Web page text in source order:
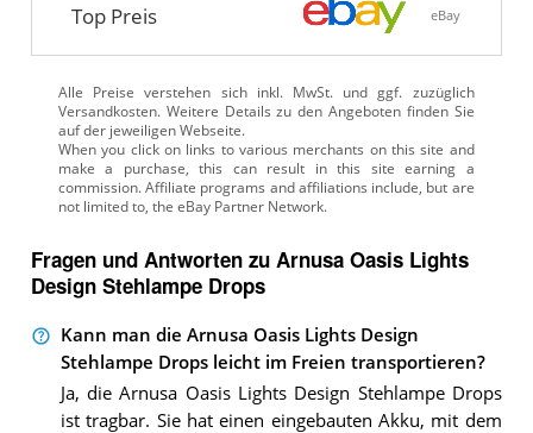
Top Preis eBay
Alle Preise verstehen sich inkl. MwSt. und ggf. zuzüglich
Versandkosten. Weitere Details zu den Angeboten finden Sie
auf der jeweiligen Webseite.
Fragen und Antworten zu Arnusa Oasis Lights
Design Stehlampe Drops
Kann man die Arnusa Oasis Lights Design
Stehlampe Drops leicht im Freien transportieren?
Ja, die Arnusa Oasis Lights Design Stehlampe Drops
ist tragbar. Sie hat einen eingebauten Akku, mit dem